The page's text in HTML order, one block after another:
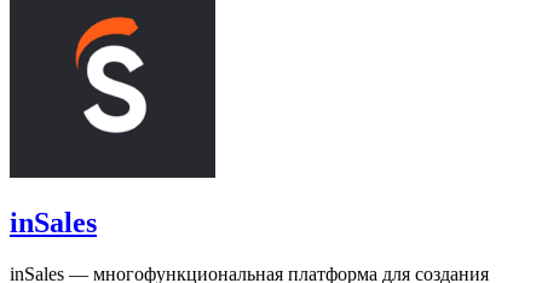
inSales
inSales — многофункциональная платформа для создания